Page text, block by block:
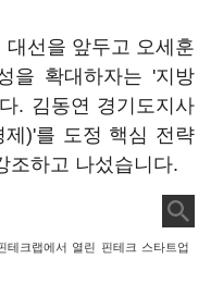
선을 앞두고 오세훈
을 확대하자는 '지방
. 김동연 경기도지사
)'를 도정 핵심 전략
조하고 나섰습니다.
테크랩에서 열린 핀테크 스타트업